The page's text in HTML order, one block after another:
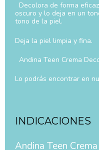
Decolora de forma
oscuro y lo deja en un
tono de la piel.
Deja la piel limpia y fina.
Andina Teen Crema
Lo podrás encontrar en
INDICACIONES
Andina Teen